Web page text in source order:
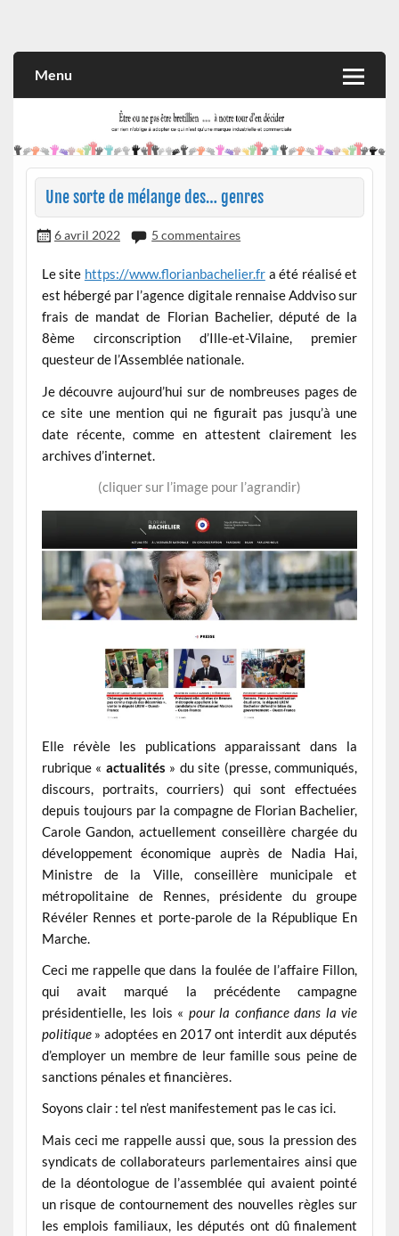
et commerciale
Menu
Une sorte de mélange des… genres
6 avril 2022 5 commentaires
Le site https://www.florianbachelier.fra été réalisé et
est hébergé par l’agence digitale rennaise Addviso sur
frais de mandat de Florian Bachelier, député de la
8ème circonscription d’Ille-et-Vilaine, premier
questeur de l’Assemblée nationale.
Je découvre aujourd’hui sur de nombreuses pages de
ce site une mention qui ne figurait pas jusqu’à une
date récente, comme en attestent clairement les
archives d’internet.
(cliquer sur l’image pour l’agrandir)
Elle révèle les publications apparaissant dans la
rubrique « actualités » du site (presse, communiqués,
discours, portraits, courriers) qui sont effectuées
depuis toujours par la compagne de Florian Bachelier,
Carole Gandon, actuellement conseillère chargée du
développement économique auprès de Nadia Hai,
Ministre de la Ville, conseillère municipale et
métropolitaine de Rennes, présidente du groupe
Révéler Rennes et porte-parole de la République En
Marche.
Ceci me rappelle que dans la foulée de l’affaire Fillon,
qui avait marqué la précédente campagne
présidentielle, les lois « pour la confiance dans la vie
politique» adoptées en 2017 ont interdit aux députés
d’employer un membre de leur famille sous peine de
sanctions pénales et financières.
Soyons clair : tel n’est manifestement pas le cas ici.
Mais ceci me rappelle aussi que, sous la pression des
syndicats de collaborateurs parlementaires ainsi que
de la déontologue de l’assemblée qui avaient pointé
un risque de contournement des nouvelles règles sur
les emplois familiaux, les députés ont dû finalement